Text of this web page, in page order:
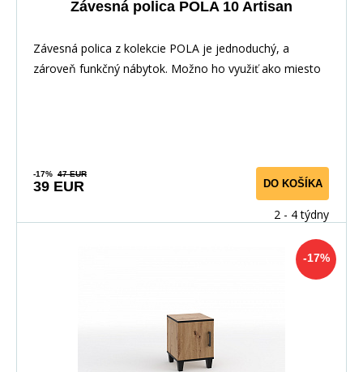
Závesná polica POLA 10 Artisan
Závesná polica z kolekcie POLA je jednoduchý, a
zároveň funkčný nábytok. Možno ho využiť ako miesto
-17% 47 EUR
39 EUR DO KOŠÍKA
2 - 4 týdny
-17%